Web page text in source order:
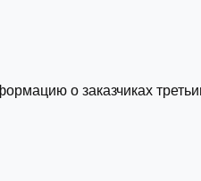
о заказчиках